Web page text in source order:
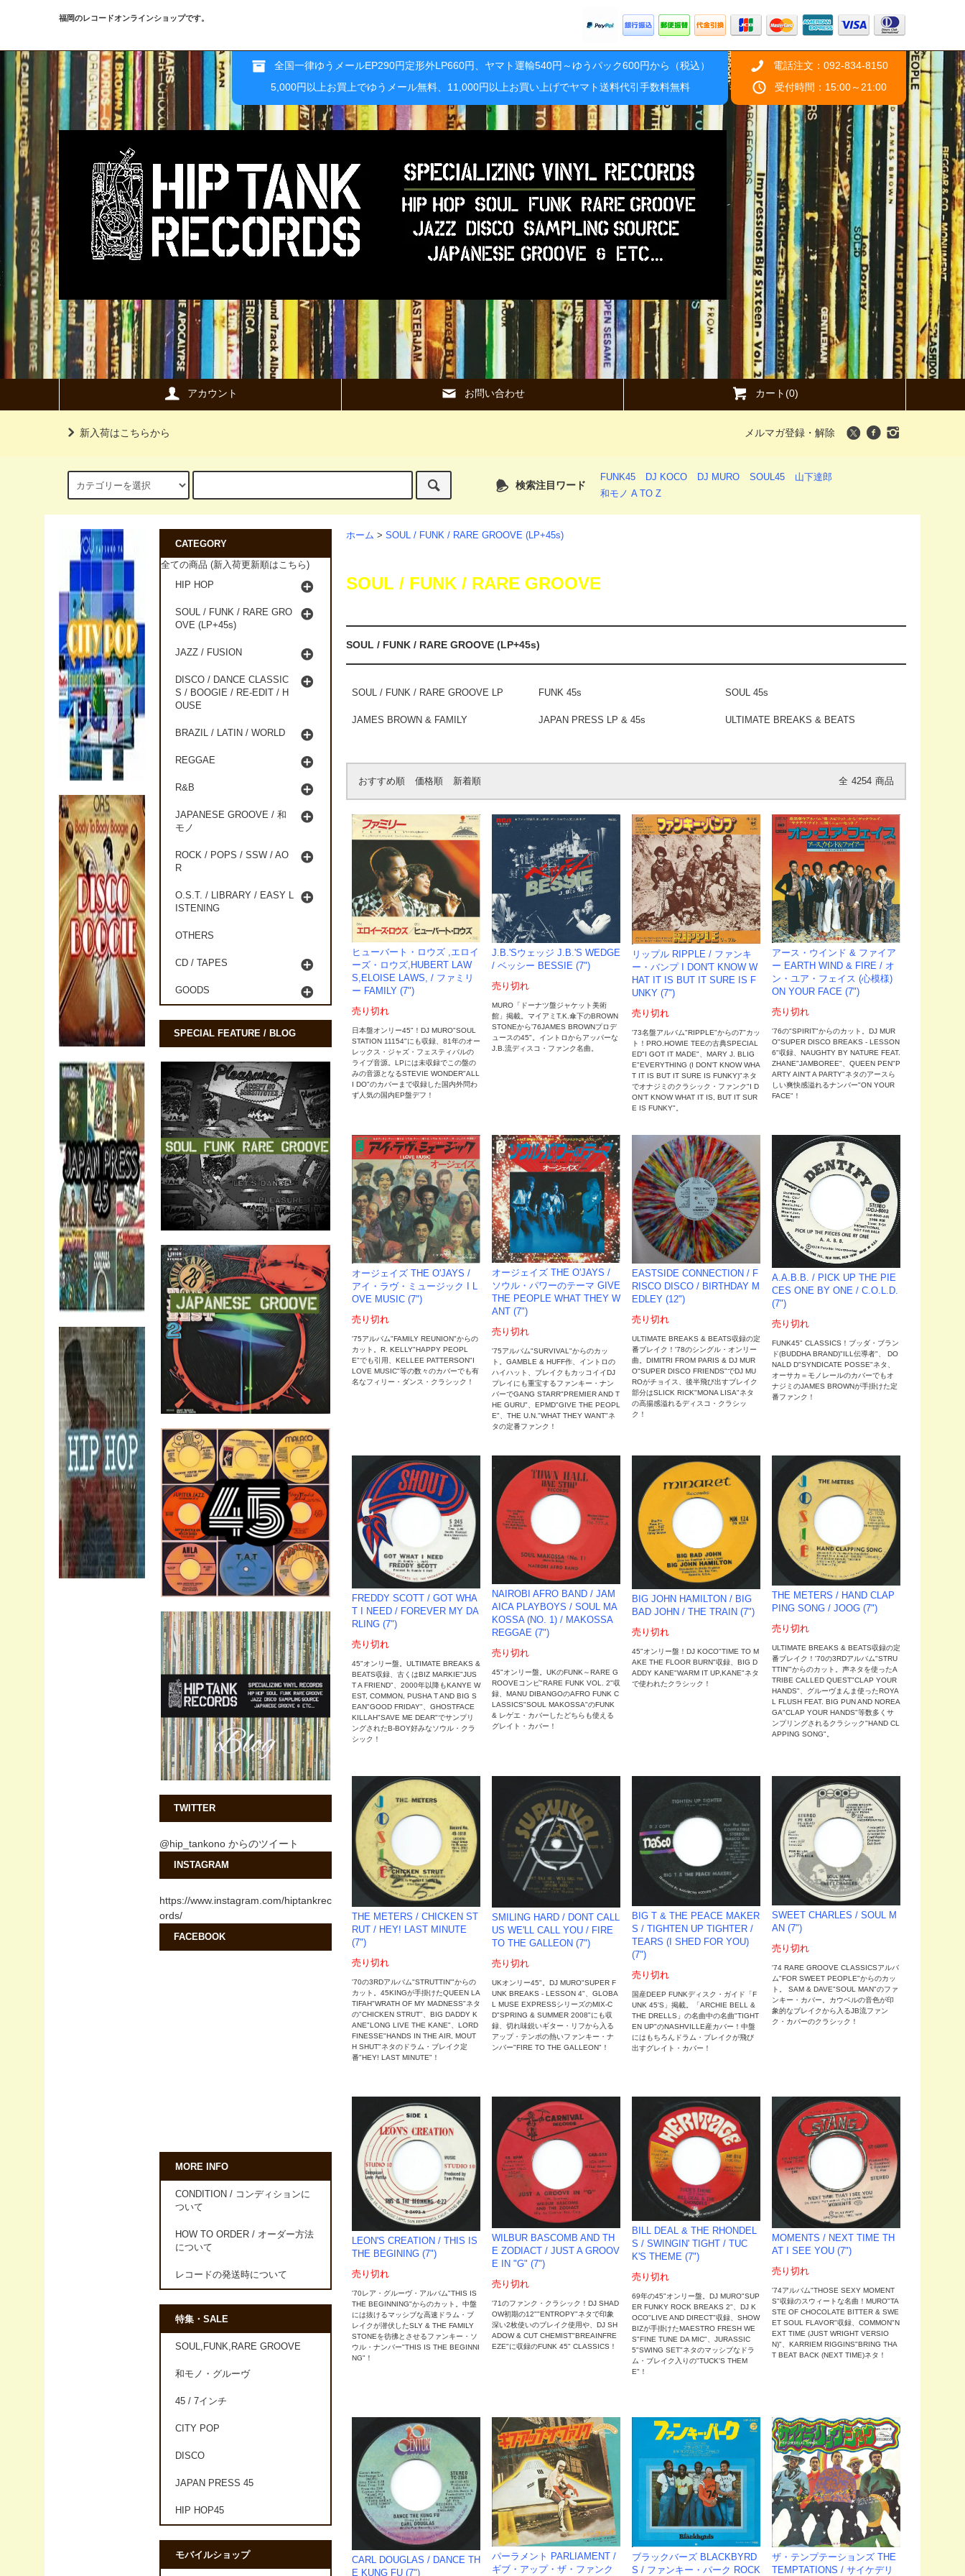
福岡のレコードオンラインショップです。
全国一律ゆうメールEP290円定形外LP660円、ヤマト運輸540円～ゆうパック600円から（税込）
5,000円以上お買上でゆうメール無料、11,000円以上お買い上げでヤマト送料代引手数料無料
電話注文：092-834-8150
受付時間：15:00～21:00
アカウント お問い合わせ カート(0)
新入荷はこちらから メルマガ登録・解除
検索注目ワード
FUNK45 DJ KOCO DJ MURO SOUL45
山下達郎
和モノ A TO Z
ホーム > SOUL / FUNK / RARE GROOVE (LP+45s)
SOUL / FUNK / RARE GROOVE
SOUL / FUNK / RARE GROOVE (LP+45s)
SOUL / FUNK / RARE GROOVE LP FUNK 45s SOUL 45s
JAMES BROWN & FAMILY JAPAN PRESS LP & 45s ULTIMATE BREAKS & BEATS
おすすめ順 価格順 新着順 全 4254 商品
ヒューバート・ロウズ ,エロイ
ーズ・ロウズ,HUBERT LAW
S,ELOISE LAWS, / ファミリ
ー FAMILY (7")
売り切れ
日本盤オンリー45"！DJ MURO"SOUL
STATION 11154"にも収録、81年のオー
レックス・ジャズ・フェスティバルの
ライブ音源。LPには未収録でこの盤の
みの音源となるSTEVIE WONDER"ALL
I DO"のカバーまで収録した国内外問わ
ず人気の国内EP盤デフ！
J.B.'Sウェッジ J.B.'S WEDGE
/ ベッシー BESSIE (7")
売り切れ
MURO「ドーナツ盤ジャケット美術
館」掲載。マイアミT.K.傘下のBROWN
STONEから'76JAMES BROWNプロデ
ュースの45"。イントロからアッパーな
J.B.流ディスコ・ファンク名曲。
リップル RIPPLE / ファンキ
ー・バンプ I DON'T KNOW W
HAT IT IS BUT IT SURE IS F
UNKY (7")
売り切れ
'73名盤アルバム"RIPPLE"からの7"カッ
ト！PRO.HOWIE TEEの古典SPECIAL
ED"I GOT IT MADE"、MARY J. BLIG
E"EVERYTHING (I DON'T KNOW WHA
T IT IS BUT IT SURE IS FUNKY)"ネタ
でオナジミのクラシック・ファンク"I D
ON'T KNOW WHAT IT IS, BUT IT SUR
E IS FUNKY"。
アース・ウインド & ファイア
ー EARTH WIND & FIRE / オ
ン・ユア・フェイス (心模様)
ON YOUR FACE (7")
売り切れ
'76の"SPIRIT"からのカット。DJ MUR
O"SUPER DISCO BREAKS - LESSON
6"収録、NAUGHTY BY NATURE FEAT.
ZHANE"JAMBOREE"、QUEEN PEN"P
ARTY AIN'T A PARTY"ネタのアースら
しい爽快感溢れるナンバー"ON YOUR
FACE"！
オージェイズ THE O'JAYS /
アイ・ラヴ・ミュージック I L
OVE MUSIC (7")
売り切れ
'75アルバム"FAMILY REUNION"からの
カット。R. KELLY"HAPPY PEOPL
E"でも引用、KELLEE PATTERSON"I
LOVE MUSIC"等の数々のカバーでも有
名なフィリー・ダンス・クラシック！
オージェイズ THE O'JAYS /
ソウル・パワーのテーマ GIVE
THE PEOPLE WHAT THEY W
ANT (7")
売り切れ
'75アルバム"SURVIVAL"からのカッ
ト。GAMBLE & HUFF作、イントロの
ハイハット、ブレイクもカッコイイDJ
プレイにも重宝するファンキー・ナン
バーでGANG STARR"PREMIER AND T
HE GURU"、EPMD"GIVE THE PEOPL
E"、THE U.N."WHAT THEY WANT"ネ
タの定番ファンク！
EASTSIDE CONNECTION / F
RISCO DISCO / BIRTHDAY M
EDLEY (12")
売り切れ
ULTIMATE BREAKS & BEATS収録の定
番ブレイク！'78のシングル・オンリー
曲。DIMITRI FROM PARIS & DJ MUR
O"SUPER DISCO FRIENDS"でDJ MU
ROがチョイス、後半飛び出すブレイク
部分はSLICK RICK"MONA LISA"ネタ
の高揚感溢れるディスコ・クラシッ
ク！
A.A.B.B. / PICK UP THE PIE
CES ONE BY ONE / C.O.L.D.
(7")
売り切れ
FUNK45" CLASSICS！ブッダ・ブラン
ド(BUDDHA BRAND)"ILL伝導者"、 DO
NALD D"SYNDICATE POSSE"ネタ、
オーサカ＝モノレールのカバーでもオ
ナジミのJAMES BROWNが手掛けた定
番ファンク！
FREDDY SCOTT / GOT WHA
T I NEED / FOREVER MY DA
RLING (7")
売り切れ
45"オンリー盤。ULTIMATE BREAKS &
BEATS収録、古くはBIZ MARKIE"JUS
T A FRIEND"、2000年以降もKANYE W
EST, COMMON, PUSHA T AND BIG S
EAN"GOOD FRIDAY"、GHOSTFACE
KILLAH"SAVE ME DEAR"でサンプリ
ングされたB-BOY好みなソウル・クラ
シック！
NAIROBI AFRO BAND / JAM
AICA PLAYBOYS / SOUL MA
KOSSA (NO. 1) / MAKOSSA
REGGAE (7")
売り切れ
45"オンリー盤。UKのFUNK～RARE G
ROOVEコンピ"RARE FUNK VOL. 2"収
録、MANU DIBANGOのAFRO FUNK C
LASSICS"SOUL MAKOSSA"のFUNK
& レゲエ・カバーしたどちらも使える
グレイト・カバー！
BIG JOHN HAMILTON / BIG
BAD JOHN / THE TRAIN (7")
売り切れ
45"オンリー盤！DJ KOCO"TIME TO M
AKE THE FLOOR BURN"収録、BIG D
ADDY KANE"WARM IT UP,KANE"ネタ
で使われたクラシック！
THE METERS / HAND CLAP
PING SONG / JOOG (7")
売り切れ
ULTIMATE BREAKS & BEATS収録の定
番ブレイク！'70の3RDアルバム"STRU
TTIN'"からのカット。声ネタを使ったA
TRIBE CALLED QUEST"CLAP YOUR
HANDS"、グルーヴまんま使ったROYA
L FLUSH FEAT. BIG PUN AND NOREA
GA"CLAP YOUR HANDS"等数多くサ
ンプリングされるクラシック"HAND CL
APPING SONG"。
THE METERS / CHICKEN ST
RUT / HEY! LAST MINUTE
(7")
売り切れ
'70の3RDアルバム"STRUTTIN'"からの
カット。45KINGが手掛けたQUEEN LA
TIFAH"WRATH OF MY MADNESS"ネタ
の"CHICKEN STRUT"、BIG DADDY K
ANE"LONG LIVE THE KANE"、LORD
FINESSE"HANDS IN THE AIR, MOUT
H SHUT"ネタのドラム・ブレイク定
番"HEY! LAST MINUTE"！
SMILING HARD / DONT CALL
US WE'LL CALL YOU / FIRE
TO THE GALLEON (7")
売り切れ
UKオンリー45"。DJ MURO"SUPER F
UNK BREAKS - LESSON 4"、GLOBA
L MUSE EXPRESSシリーズのMIX-C
D"SPRING & SUMMER 2008"にも収
録、切れ味鋭いギター・リフから入る
アップ・テンポの熱いファンキー・ナ
ンバー"FIRE TO THE GALLEON"！
BIG T & THE PEACE MAKER
S / TIGHTEN UP TIGHTER /
TEARS (I SHED FOR YOU)
(7")
売り切れ
国産DEEP FUNKディスク・ガイド「F
UNK 45'S」掲載。「ARCHIE BELL &
THE DRELLS」の名曲中の名曲"TIGHT
EN UP"のNASHVILLE産カバー！中盤
にはもちろんドラム・ブレイクが飛び
出すグレイト・カバー！
SWEET CHARLES / SOUL M
AN (7")
売り切れ
'74 RARE GROOVE CLASSICSアルバ
ム"FOR SWEET PEOPLE"からのカッ
ト。 SAM & DAVE"SOUL MAN"のファ
ンキー・カバー。カウベルの音色が印
象的なブレイクから入るJB流ファン
ク・カバーのクラシック！
LEON'S CREATION / THIS IS
THE BEGINING (7")
売り切れ
'70レア・グルーヴ・アルバム"THIS IS
THE BEGINNING"からのカット。中盤
には抜けるマッシブな高速ドラム・ブ
レイクが潜伏したSLY & THE FAMILY
STONEを彷彿とさせるファンキー・ソ
ウル・ナンバー"THIS IS THE BEGINNI
NG"！
WILBUR BASCOMB AND TH
E ZODIACT / JUST A GROOV
E IN "G" (7")
売り切れ
'71のファンク・クラシック！DJ SHAD
OW初期の12""ENTROPY"ネタで印象
深い2枚使いのブレイク使用や、DJ SH
ADOW & CUT CHEMIST"BREAINFRE
EZE"に収録のFUNK 45" CLASSICS！
BILL DEAL & THE RHONDEL
S / SWINGIN' TIGHT / TUC
K'S THEME (7")
売り切れ
69年の45"オンリー盤。DJ MURO"SUP
ER FUNKY ROCK BREAKS 2"、DJ K
OCO"LIVE AND DIRECT"収録、SHOW
BIZが手掛けたMAESTRO FRESH WE
S"FINE TUNE DA MIC"、JURASSIC
5"SWING SET"ネタのマッシブなドラ
ム・ブレイク入りの"TUCK'S THEM
E"！
MOMENTS / NEXT TIME TH
AT I SEE YOU (7")
売り切れ
'74アルバム"THOSE SEXY MOMENT
S"収録のスウィートな名曲！MURO"TA
STE OF CHOCOLATE BITTER & SWE
ET SOUL FLAVOR"収録、COMMON"N
EXT TIME (JUST WRIGHT VERSIO
N)"、KARRIEM RIGGINS"BRING THA
T BEAT BACK (NEXT TIME)ネタ！
CARL DOUGLAS / DANCE TH
E KUNG FU (7")
パーラメント PARLIAMENT /
ギブ・アップ・ザ・ファンク
ブラックバーズ BLACKBYRD
S / ファンキー・パーク ROCK
ザ・テンプテーションズ THE
TEMPTATIONS / サイケデリ
CATEGORY
全ての商品 (新入荷更新順はこちら)
HIP HOP
SOUL / FUNK / RARE GRO
OVE (LP+45s)
JAZZ / FUSION
DISCO / DANCE CLASSIC
S / BOOGIE / RE-EDIT / H
OUSE
BRAZIL / LATIN / WORLD
REGGAE
R&B
JAPANESE GROOVE / 和
モノ
ROCK / POPS / SSW / AO
R
O.S.T. / LIBRARY / EASY L
ISTENING
OTHERS
CD / TAPES
GOODS
SPECIAL FEATURE / BLOG
TWITTER
@hip_tankono からのツイート
INSTAGRAM
https://www.instagram.com/hiptankrec
ords/
FACEBOOK
MORE INFO
CONDITION / コンディションに
ついて
HOW TO ORDER / オーダー方法
について
レコードの発送時について
特集・SALE
SOUL,FUNK,RARE GROOVE
和モノ・グルーヴ
45 / 7インチ
CITY POP
DISCO
JAPAN PRESS 45
HIP HOP45
モバイルショップ